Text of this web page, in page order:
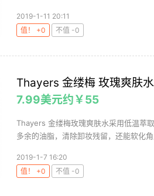
2019-1-11 20:11
值！ +0
不值 -0
Thayers 金缕梅 玫瑰爽肤
7.99美元约￥55
Thayers 金缕梅玫瑰爽肤水采用低温萃
多余的油脂，清除卸妆残留，还能软化
2019-1-7 16:20
值！ +0
不值 -0